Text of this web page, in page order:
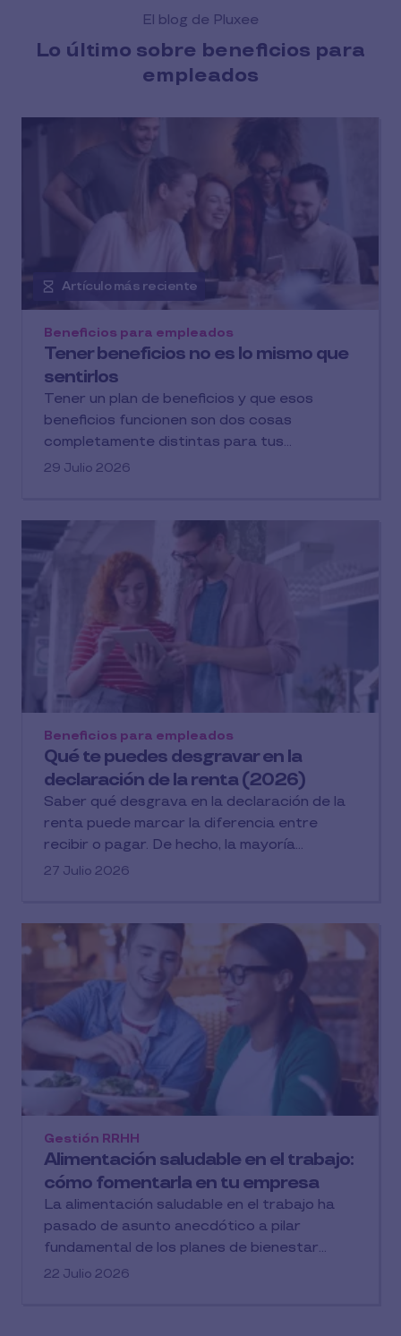
El blog de Pluxee
Lo último sobre beneficios para
empleados
Artículo más reciente
Tener beneficios no es lo mismo que
sentirlos
Beneficios para empleados
Tener un plan de beneficios y que esos
beneficios funcionen son dos cosas
completamente distintas para tus...
29 Julio 2026
Qué te puedes desgravar en la
declaración de la renta (2026)
Beneficios para empleados
Saber qué desgrava en la declaración de la
renta puede marcar la diferencia entre
recibir o pagar. De hecho, la mayoría...
27 Julio 2026
Alimentación saludable en el trabajo:
cómo fomentarla en tu empresa
Gestión RRHH
La alimentación saludable en el trabajo ha
pasado de asunto anecdótico a pilar
fundamental de los planes de bienestar...
22 Julio 2026